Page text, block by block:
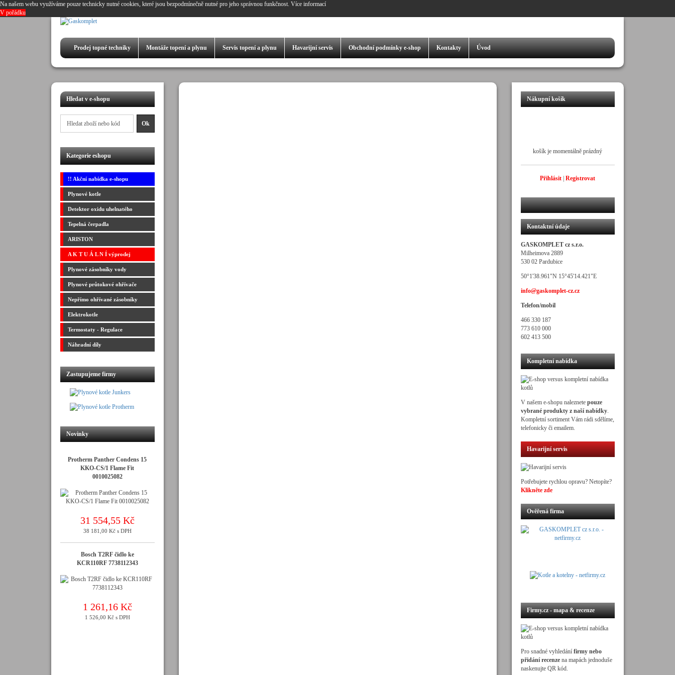
Na našem webu využíváme pouze technicky nutné cookies, které jsou bezpodmínečně nutné pro jeho správnou funkčnost. Více informací
V pořádku
košík je momentálně prázdný
Přihlásit |Registrovat
Prodej topné techniky Montáže topení a plynu Servis topení a plynu Havarijní servis Obchodní podmínky e-shop Kontakty Úvod
Hledat v e-shopu
Kategorie eshopu
!! Akční nabídka e-shopu
Plynové kotle
Detektor oxidu uhelnatého
Tepelná čerpadla
ARISTON
A K T U Á L N Í výprodej
Plynové zásobníky vody
Plynové průtokové ohřívače
Nepřímo ohřívané zásobníky
Elektrokotle
Termostaty - Regulace
Náhradní díly
Zastupujeme firmy
Novinky
Protherm Panther Condens 15
KKO-CS/1 Flame Fit
0010025082
31 554,55 Kč
38 181,00 Kč s DPH
Bosch T2RF čidlo ke
KCR110RF 7738112343
1 261,16 Kč
1 526,00 Kč s DPH
Nákupní košík
Kontaktní údaje
GASKOMPLET cz s.r.o.
Milheimova 2889
530 02 Pardubice
50°1'38.961"N 15°45'14.421"E
info@gaskomplet-cz.cz
Telefon/mobil
466 330 187
773 610 000
602 413 500
Kompletní nabídka
V našem e-shopu naleznete pouze
vybrané produkty z naší nabídky.
Kompletní sortiment Vám rádi sdělíme,
telefonicky či emailem.
Havarijní servis
Potřebujete rychlou opravu? Netopíte?
Klikněte zde
Ověřená firma
Firmy.cz - mapa & recenze
Pro snadné vyhledání firmy nebo
přidání recenzena mapách jednoduše
naskenujte QR kód.